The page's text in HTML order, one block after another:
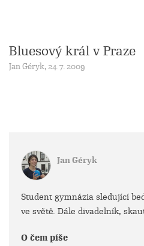
Bluesový král v Praze
Jan Géryk, 24. 7. 2009
Jan Géryk
Student gymnázia sledující
ve světě. Dále divadelník,
O čem píše